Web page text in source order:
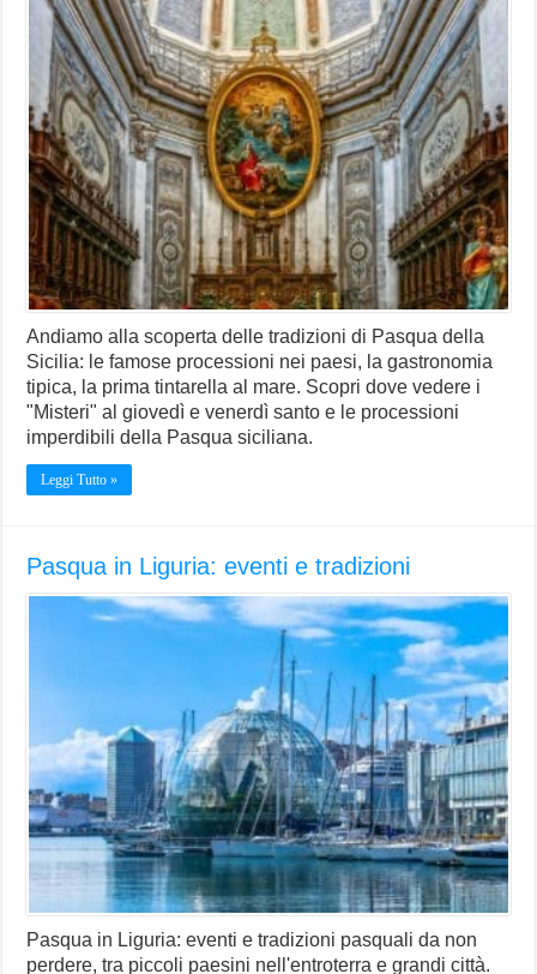
Andiamo alla scoperta delle tradizioni di Pasqua della
Sicilia: le famose processioni nei paesi, la gastronomia
tipica, la prima tintarella al mare. Scopri dove vedere i
"Misteri" al giovedì e venerdì santo e le processioni
imperdibili della Pasqua siciliana.
Leggi Tutto »
Pasqua in Liguria: eventi e tradizioni
Pasqua in Liguria: eventi e tradizioni pasquali da non
perdere, tra piccoli paesini nell'entroterra e grandi città.